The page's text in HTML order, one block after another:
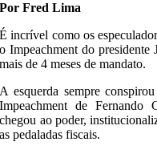
Por Fred Lima
É incrível como os
o Impeachment do
mais de 4 meses de mandato.
A esquerda sempre
Impeachment de Fernando
chegou ao poder,
as pedaladas fiscais.